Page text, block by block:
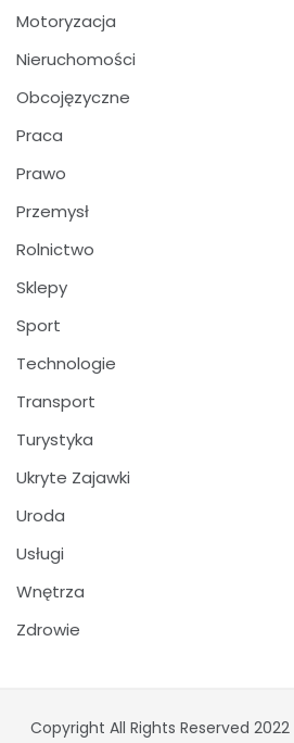
Motoryzacja
Nieruchomości
Obcojęzyczne
Praca
Prawo
Przemysł
Rolnictwo
Sklepy
Sport
Technologie
Transport
Turystyka
Ukryte Zajawki
Uroda
Usługi
Wnętrza
Zdrowie
Copyright All Rights Reserved 2022